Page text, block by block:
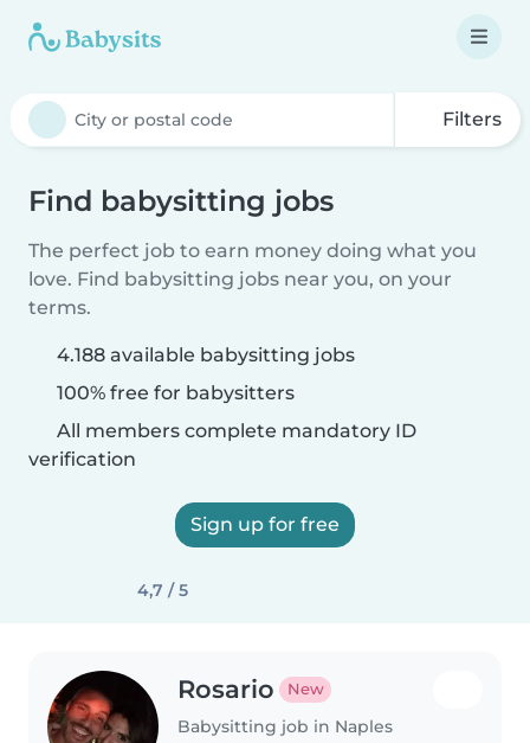
Filters
Find babysitting jobs
The perfect job to earn money doing what you
love. Find babysitting jobs near you, on your
terms.
4.188 available babysitting jobs
100% free for babysitters
All members complete mandatory ID
verification
Sign up for free
4,7 / 5
Rosario New
Babysitting job in Naples